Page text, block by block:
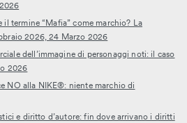
il termine “Mafia” come marchio? La
2026, 24 Marzo 2026
dell’immagine di personaggi noti: il caso
2026
NO alla NIKE®: niente marchio di
e diritto d’autore: fin dove arrivano i diritti